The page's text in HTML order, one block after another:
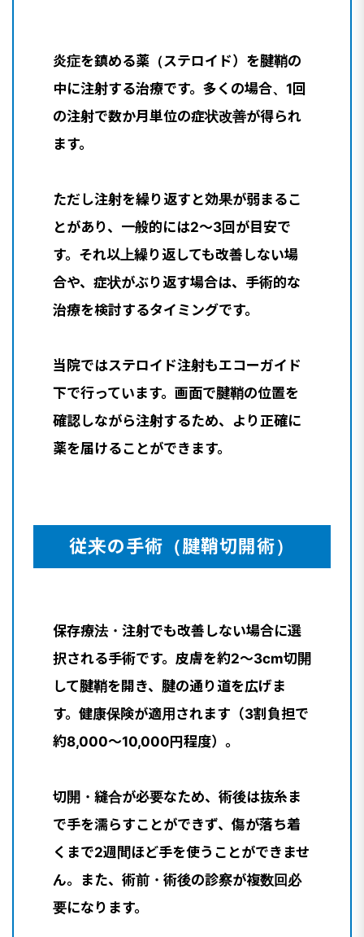
炎症を鎮める薬（ステロイド）を腱鞘の
中に注射する治療です。多くの場合、1回
の注射で数か月単位の症状改善が得られ
ます。
ただし注射を繰り返すと効果が弱まるこ
とがあり、一般的には2〜3回が目安で
す。それ以上繰り返しても改善しない場
合や、症状がぶり返す場合は、手術的な
治療を検討するタイミングです。
当院ではステロイド注射もエコーガイド
下で行っています。画面で腱鞘の位置を
確認しながら注射するため、より正確に
薬を届けることができます。
従来の手術（腱鞘切開術）
保存療法・注射でも改善しない場合に選
択される手術です。皮膚を約2〜3cm切開
して腱鞘を開き、腱の通り道を広げま
す。健康保険が適用されます（3割負担で
約8,000〜10,000円程度）。
切開・縫合が必要なため、術後は抜糸ま
で手を濡らすことができず、傷が落ち着
くまで2週間ほど手を使うことができませ
ん。また、術前・術後の診察が複数回必
要になります。